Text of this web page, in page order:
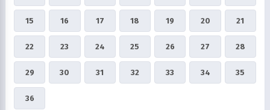
15 16 17 18 19 20 21
22 23 24 25 26 27 28
29 30 31 32 33 34 35
36